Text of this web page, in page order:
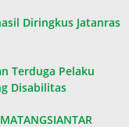
Diringkus Jatanras
Terduga Pelaku
Disabilitas